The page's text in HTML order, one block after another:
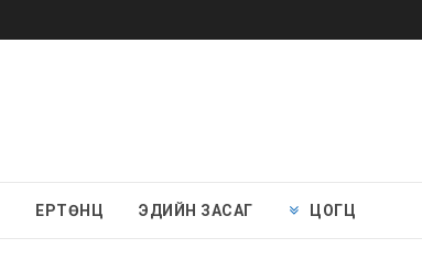
ЕРТӨНЦ ЭДИЙН ЗАСАГ ЦОГЦ